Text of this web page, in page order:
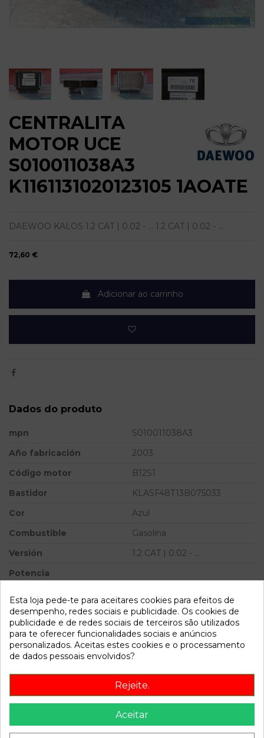
CENTRALITA
MOTOR UCE
S010011038A3
K1161131020123105 1AOATE
DAEWOO KALOS 1.2 CAT | 0.02 - ... 1.2 CAT | 0.02 - ...
72,60 €
Adicionar ao carrinho
Dados do produto
mpn
S010011038A3
Año fabricación
2003
Código motor
B12S1
Bastidor
KLASF48T13B075033
Cor
Azul
Combustible
Gasolina
Versión
1.2 CAT | 0.02 - ...
Potencia
Ref.Equivalencia
Modelo
KALOS 1.2 CAT | 0.02 - ...
Referência 281397
Disponível a partir de: 2022-04-04
Esta loja pede-te para aceitares cookies para efeitos de
desempenho, redes sociais e publicidade. Os cookies de
publicidade e de redes sociais de terceiros são utilizados
para te oferecer funcionalidades sociais e anúncios
personalizados. Aceitas estes cookies e o processamento
de dados pessoais envolvidos?
Rejeite.
Aceitar